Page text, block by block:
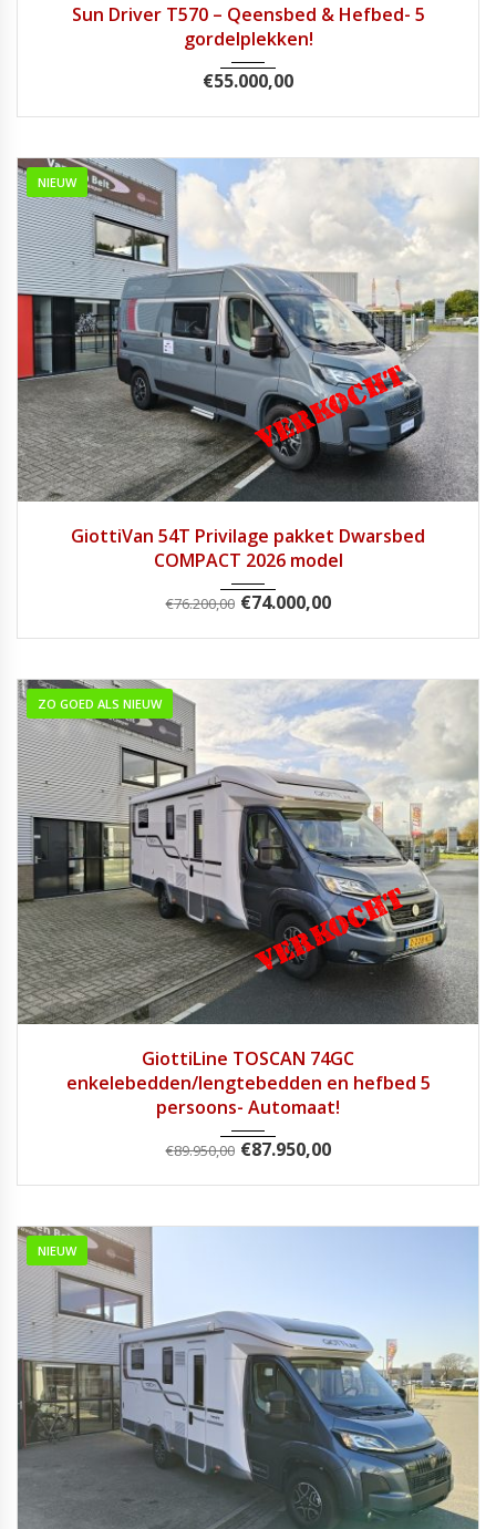
Sun Driver T570 – Qeensbed & Hefbed- 5
gordelplekken!
€55.000,00
NIEUW
GiottiVan 54T Privilage pakket Dwarsbed
COMPACT 2026 model
€76.200,00 €74.000,00
ZO GOED ALS NIEUW
GiottiLine TOSCAN 74GC
enkelebedden/lengtebedden en hefbed 5
persoons- Automaat!
€89.950,00 €87.950,00
NIEUW